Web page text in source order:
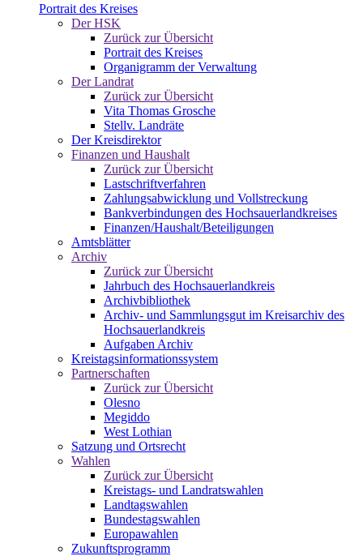
Portrait des Kreises
Der HSK
Zurück zur Übersicht
Portrait des Kreises
Organigramm der Verwaltung
Der Landrat
Zurück zur Übersicht
Vita Thomas Grosche
Stellv. Landräte
Der Kreisdirektor
Finanzen und Haushalt
Zurück zur Übersicht
Lastschriftverfahren
Zahlungsabwicklung und Vollstreckung
Bankverbindungen des Hochsauerlandkreises
Finanzen/Haushalt/Beteiligungen
Amtsblätter
Archiv
Zurück zur Übersicht
Jahrbuch des Hochsauerlandkreis
Archivbibliothek
Archiv- und Sammlungsgut im Kreisarchiv des
Hochsauerlandkreis
Aufgaben Archiv
Kreistagsinformationssystem
Partnerschaften
Zurück zur Übersicht
Olesno
Megiddo
West Lothian
Satzung und Ortsrecht
Wahlen
Zurück zur Übersicht
Kreistags- und Landratswahlen
Landtagswahlen
Bundestagswahlen
Europawahlen
Zukunftsprogramm